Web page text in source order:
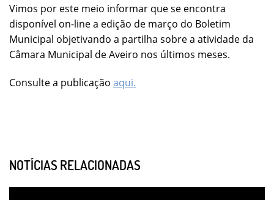
Vimos por este meio informar que se encontra
disponível on-line a edição de março do Boletim
Municipal objetivando a partilha sobre a atividade da
Câmara Municipal de Aveiro nos últimos meses.
Consulte a publicação aqui.
NOTÍCIAS RELACIONADAS